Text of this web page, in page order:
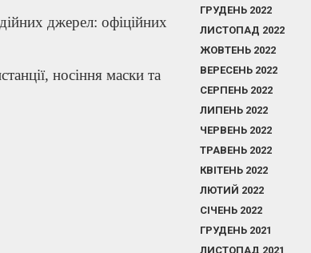
джерел: офіційних
носіння маски та
ГРУДЕНЬ 2022
ЛИСТОПАД 2022
ЖОВТЕНЬ 2022
ВЕРЕСЕНЬ 2022
СЕРПЕНЬ 2022
ЛИПЕНЬ 2022
ЧЕРВЕНЬ 2022
ТРАВЕНЬ 2022
КВІТЕНЬ 2022
ЛЮТИЙ 2022
СІЧЕНЬ 2022
ГРУДЕНЬ 2021
ЛИСТОПАД 2021